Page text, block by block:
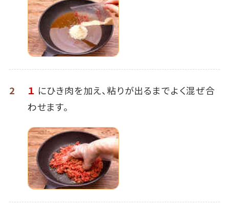
2 １ にひき肉を加え、粘りが出るまでよく混ぜ合
わせます。